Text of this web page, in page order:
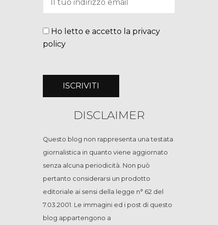
Ho letto e accetto la privacy
policy
DISCLAIMER
Questo blog non rappresenta una testata
giornalistica in quanto viene aggiornato
senza alcuna periodicità. Non può
pertanto considerarsi un prodotto
editoriale ai sensi della legge n° 62 del
7.03.2001. Le immagini ed i post di questo
blog appartengono a